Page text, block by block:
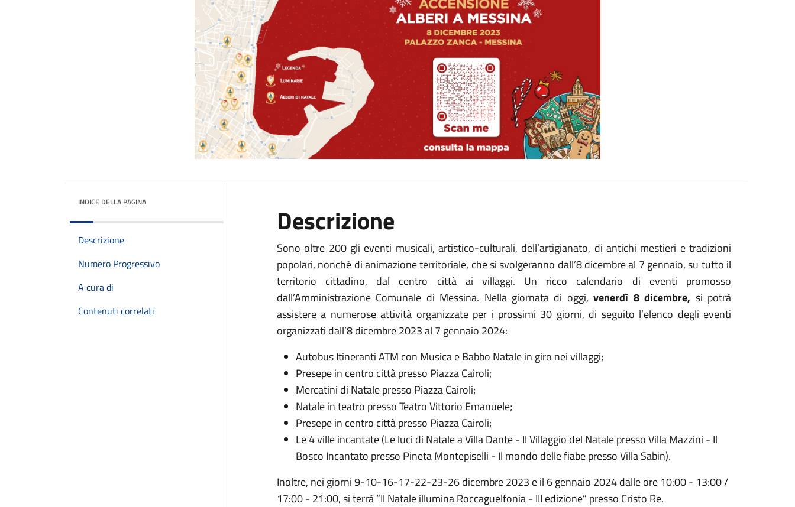
INDICE DELLA PAGINA
Descrizione
Numero Progressivo
A cura di
Contenuti correlati
Descrizione
Sono oltre 200 gli eventi musicali, artistico-culturali, dell’artigianato, di antichi mestieri e tradizioni
popolari, nonché di animazione territoriale, che si svolgeranno dall’8 dicembre al 7 gennaio, su tutto il
territorio cittadino, dal centro città ai villaggi. Un ricco calendario di eventi promosso
dall’Amministrazione Comunale di Messina. Nella giornata di oggi,venerdì 8 dicembre, si potrà
assistere a numerose attività organizzate per i prossimi 30 giorni, di seguito l’elenco degli eventi
organizzati dall’8 dicembre 2023 al 7 gennaio 2024:
Autobus Itineranti ATM con Musica e Babbo Natale in giro nei villaggi;
Presepe in centro città presso Piazza Cairoli;
Mercatini di Natale presso Piazza Cairoli;
Natale in teatro presso Teatro Vittorio Emanuele;
Presepe in centro città presso Piazza Cairoli;
Le 4 ville incantate (Le luci di Natale a Villa Dante - Il Villaggio del Natale presso Villa Mazzini - Il
Bosco Incantato presso Pineta Montepiselli - Il mondo delle fiabe presso Villa Sabin).
Inoltre, nei giorni 9-10-16-17-22-23-26 dicembre 2023 e il 6 gennaio 2024 dalle ore 10:00 - 13:00 /
17:00 - 21:00, si terrà “Il Natale illumina Roccaguelfonia - III edizione” presso Cristo Re.